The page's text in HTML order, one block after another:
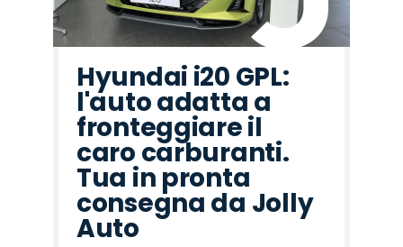
Hyundai i20 GPL:
l'auto adatta a
fronteggiare il
caro carburanti.
Tua in pronta
consegna da Jolly
Auto